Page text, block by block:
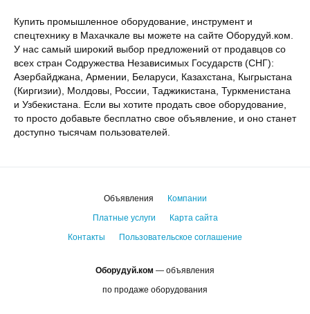
Купить промышленное оборудование, инструмент и
спецтехнику в Махачкале вы можете на сайте Оборудуй.ком.
У нас самый широкий выбор предложений от продавцов со
всех стран Содружества Независимых Государств (СНГ):
Азербайджана, Армении, Беларуси, Казахстана, Кыгрыстана
(Киргизии), Молдовы, России, Таджикистана, Туркменистана
и Узбекистана. Если вы хотите продать свое оборудование,
то просто добавьте бесплатно свое объявление, и оно станет
доступно тысячам пользователей.
Оборудуй.ком — объявления
по продаже оборудования
Объявления
Компании
Платные услуги
Карта сайта
Контакты
Пользовательское соглашение